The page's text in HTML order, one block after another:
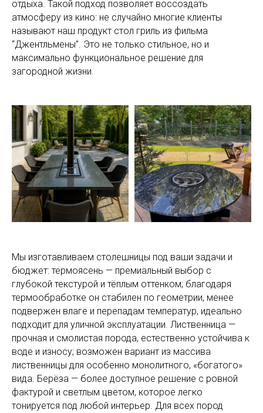
отдыха. Такой подход позволяет воссоздать
атмосферу из кино: не случайно многие клиенты
называют наш продукт стол гриль из фильма
“Джентльмены”. Это не только стильное, но и
максимально функциональное решение для
загородной жизни.
Мы изготавливаем столешницы под ваши задачи и
бюджет: термоясень — премиальный выбор с
глубокой текстурой и тёплым оттенком; благодаря
термообработке он стабилен по геометрии, менее
подвержен влаге и перепадам температур, идеально
подходит для уличной эксплуатации. Лиственница —
прочная и смолистая порода, естественно устойчива к
воде и износу; возможен вариант из массива
лиственницы для особенно монолитного, «богатого»
вида. Берёза — более доступное решение с ровной
фактурой и светлым цветом, которое легко
тонируется под любой интерьер. Для всех пород